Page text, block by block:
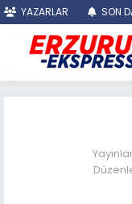
YAZARLAR SON